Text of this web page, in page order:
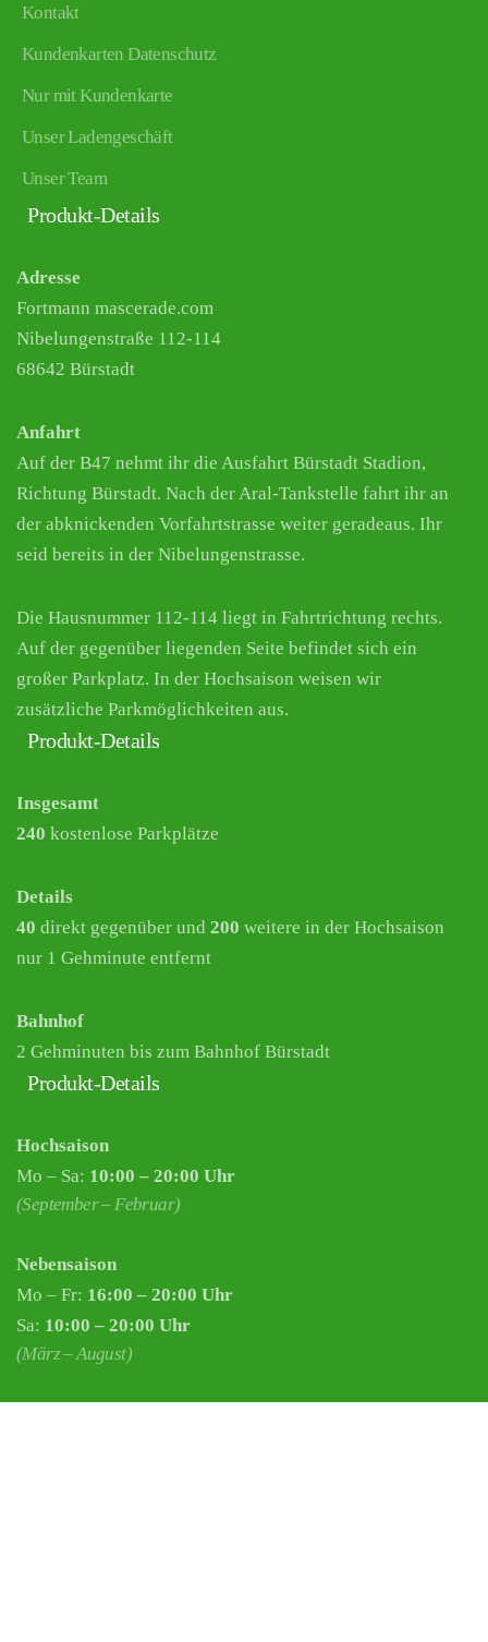
Kontakt
Kundenkarten Datenschutz
Nur mit Kundenkarte
Unser Ladengeschäft
Unser Team
Produkt-Details
Adresse
Fortmann mascerade.com
Nibelungenstraße 112-114
68642 Bürstadt
Anfahrt
Auf der B47 nehmt ihr die Ausfahrt Bürstadt Stadion,
Richtung Bürstadt. Nach der Aral-Tankstelle fahrt ihr an
der abknickenden Vorfahrtstrasse weiter geradeaus. Ihr
seid bereits in der Nibelungenstrasse.
Die Hausnummer 112-114 liegt in Fahrtrichtung rechts.
Auf der gegenüber liegenden Seite befindet sich ein
großer Parkplatz. In der Hochsaison weisen wir
zusätzliche Parkmöglichkeiten aus.
Produkt-Details
Insgesamt
240 kostenlose Parkplätze
Details
40 direkt gegenüber und 200 weitere in der Hochsaison
nur 1 Gehminute entfernt
Bahnhof
2 Gehminuten bis zum Bahnhof Bürstadt
Produkt-Details
Hochsaison
Mo – Sa: 10:00 – 20:00 Uhr
(September – Februar)
Nebensaison
Mo – Fr: 16:00 – 20:00 Uhr
Sa: 10:00 – 20:00 Uhr
(März – August)